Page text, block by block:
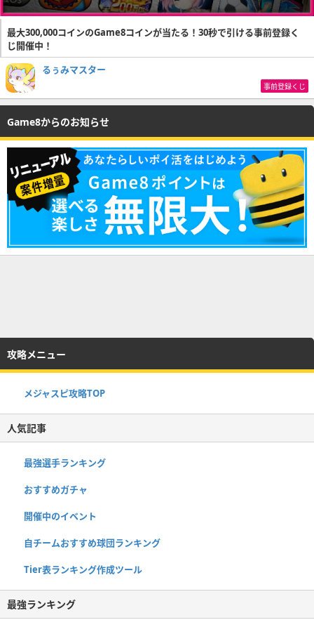
最大300,000コインのGame8コインが当たる！30秒で引ける事前登録く
じ開催中！
るぅみマスター
事前登録くじ
Game8からのお知らせ
攻略メニュー
メジャスピ攻略TOP
人気記事
最強選手ランキング
おすすめガチャ
開催中のイベント
自チームおすすめ球団ランキング
Tier表ランキング作成ツール
最強ランキング